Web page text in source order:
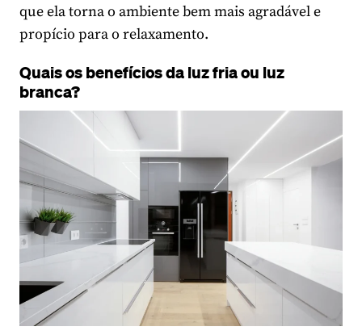
que ela torna o ambiente bem mais agradável e
propício para o relaxamento.
Quais os benefícios da luz fria ou luz
branca?